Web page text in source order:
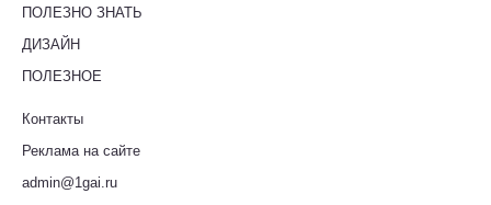
ПОЛЕЗНО ЗНАТЬ
ДИЗАЙН
ПОЛЕЗНОЕ
Контакты
Реклама на сайте
admin@1gai.ru